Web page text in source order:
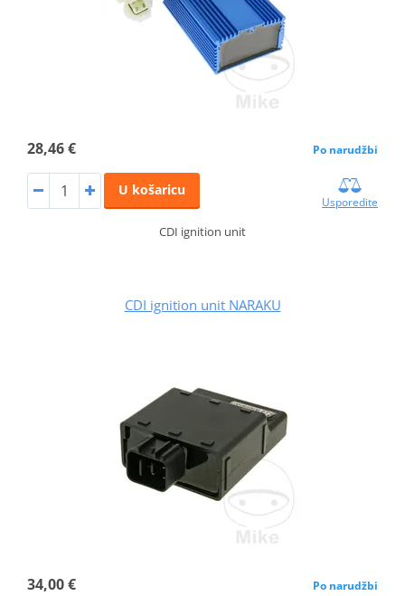
28,46 € Po narudžbi
U košaricu
Usporedite
CDI ignition unit
CDI ignition unit NARAKU
34,00 € Po narudžbi